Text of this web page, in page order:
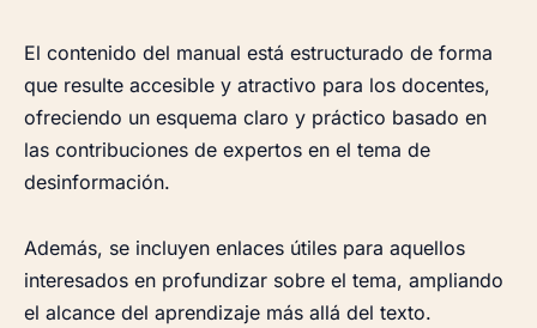
El contenido del manual está estructurado de forma
que resulte accesible y atractivo para los docentes,
ofreciendo un esquema claro y práctico basado en
las contribuciones de expertos en el tema de
desinformación.
Además, se incluyen enlaces útiles para aquellos
interesados en profundizar sobre el tema, ampliando
el alcance del aprendizaje más allá del texto.